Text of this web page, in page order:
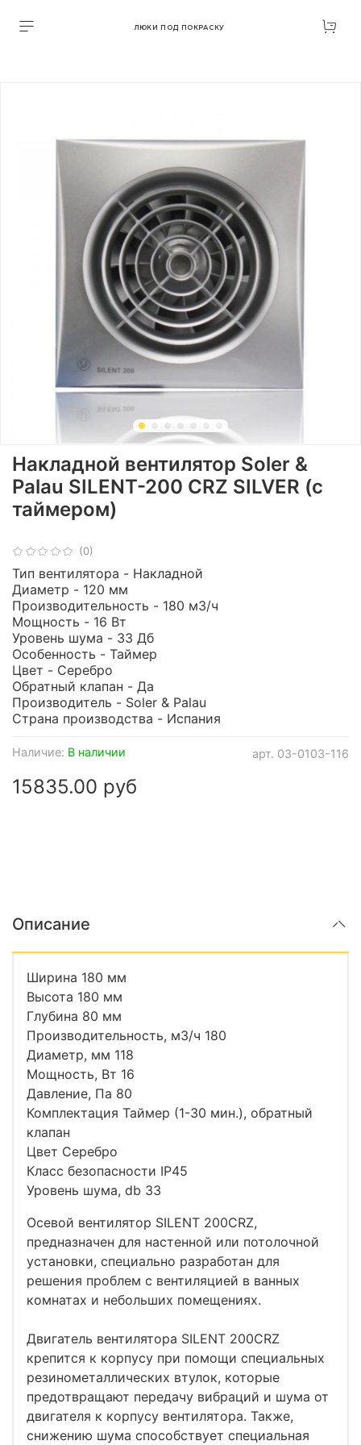
ЛЮКИ ПОД ПОКРАСКУ
(0)
арт. 03-0103-116
Наличие: В наличии
Накладной вентилятор Soler &
Palau SILENT-200 CRZ SILVER (с
таймером)
15835.00 руб
Тип вентилятора - Накладной
Диаметр - 120 мм
Производительность - 180 м3/ч
Мощность - 16 Вт
Уровень шума - 33 Дб
Особенность - Таймер
Цвет - Серебро
Обратный клапан - Да
Производитель - Soler & Palau
Страна производства - Испания
Описание
Ширина 180 мм
Высота 180 мм
Глубина 80 мм
Производительность, м3/ч 180
Диаметр, мм 118
Мощность, Вт 16
Давление, Па 80
Комплектация Таймер (1-30 мин.), обратный
клапан
Цвет Серебро
Класс безопасности IP45
Уровень шума, db 33
Осевой вентилятор SILENT 200CRZ,
предназначен для настенной или потолочной
установки, специально разработан для
решения проблем с вентиляцией в ванных
комнатах и небольших помещениях.
Двигатель вентилятора SILENT 200CRZ
крепится к корпусу при помощи специальных
резинометаллических втулок, которые
предотвращают передачу вибраций и шума от
двигателя к корпусу вентилятора. Также,
снижению шума способствует специальная